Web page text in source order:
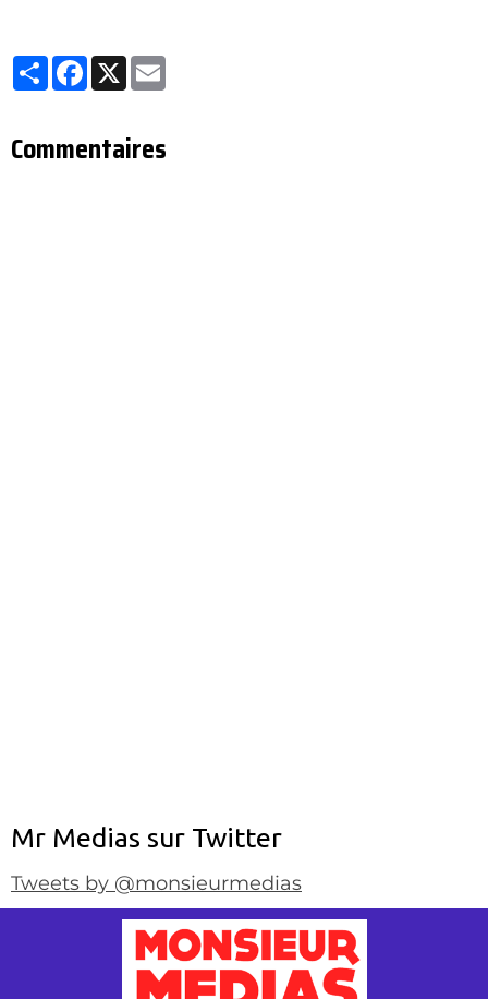
Partager
Facebook
X
Commentaires
Mr Medias sur Twitter
Tweets by @monsieurmedias